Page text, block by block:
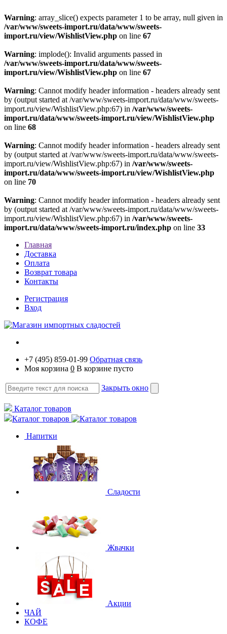
Warning: array_slice() expects parameter 1 to be array, null given in
/var/www/sweets-import.ru/data/www/sweets-
import.ru/view/WishlistView.php on line 67
Warning: implode(): Invalid arguments passed in
/var/www/sweets-import.ru/data/www/sweets-
import.ru/view/WishlistView.php on line 67
Warning: Cannot modify header information - headers already sent
by (output started at /var/www/sweets-import.ru/data/www/sweets-
import.ru/view/WishlistView.php:67) in /var/www/sweets-
import.ru/data/www/sweets-import.ru/view/WishlistView.php
on line 68
Warning: Cannot modify header information - headers already sent
by (output started at /var/www/sweets-import.ru/data/www/sweets-
import.ru/view/WishlistView.php:67) in /var/www/sweets-
import.ru/data/www/sweets-import.ru/view/WishlistView.php
on line 70
Warning: Cannot modify header information - headers already sent
by (output started at /var/www/sweets-import.ru/data/www/sweets-
import.ru/view/WishlistView.php:67) in /var/www/sweets-
import.ru/data/www/sweets-import.ru/index.php on line 33
Главная
Доставка
Оплата
Возврат товара
Контакты
Регистрация
Вход
+7 (495) 859-01-99 Обратная связь
Моя корзина 0 В корзине пусто
Закрыть окно
Каталог товаров
Каталог товаров
Напитки
Сладости
Жвачки
Акции
ЧАЙ
КОФЕ